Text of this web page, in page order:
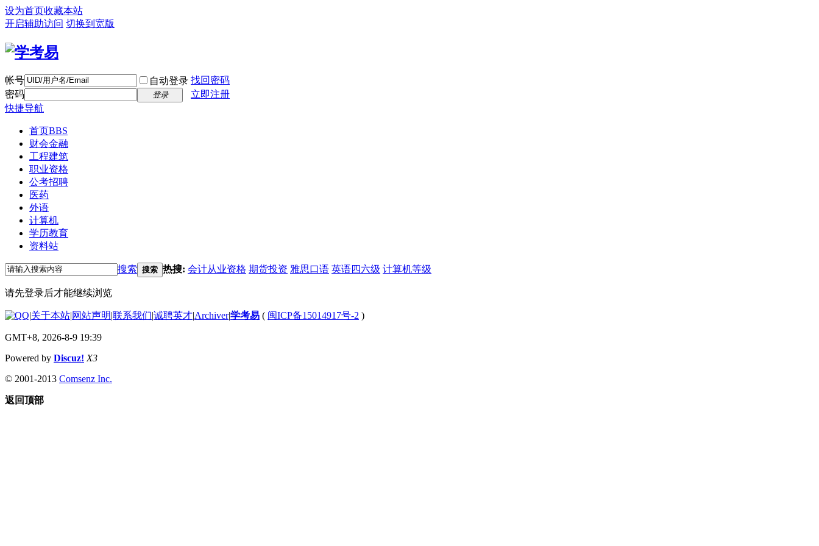
设为首页收藏本站
开启辅助访问 切换到宽版
帐号 自动登录 找回密码
密码
登录
立即注册
快捷导航
首页BBS
财会金融
工程建筑
职业资格
公考招聘
医药
外语
计算机
学历教育
资料站
搜索 搜索 热搜: 会计从业资格 期货投资 雅思口语 英语四六级 计算机等级
请先登录后才能继续浏览
|关于本站|网站声明|联系我们|诚聘英才|Archiver|学考易 ( 闽ICP备15014917号-2 )
GMT+8, 2026-8-9 19:39
Powered by Discuz! X3
© 2001-2013 Comsenz Inc.
返回顶部